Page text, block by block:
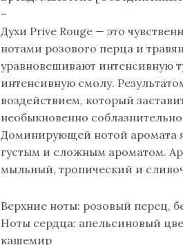
–
Духи Prive Rouge — это
нотами розового перца и
уравновешивают интенсивную
интенсивную смолу.
воздействием, который
необыкновенно
Доминирующей нотой аромата
густым и сложным ароматом.
мыльный, тропический и
Верхние ноты: розовый перец,
Ноты сердца: апельсиновый
кашемир